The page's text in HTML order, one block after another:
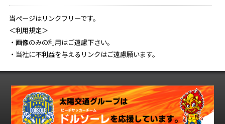
当ページはリンクフリーです。
＜利用規定＞
・画像のみの利用はご遠慮下さい。
・当社に不利益を与えるリンクはご遠慮願います。